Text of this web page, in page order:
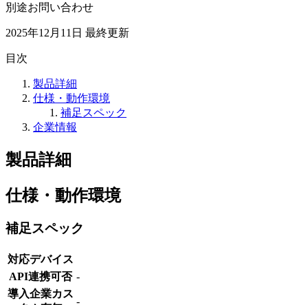
別途お問い合わせ
2025年12月11日 最終更新
目次
製品詳細
仕様・動作環境
補足スペック
企業情報
製品詳細
仕様・動作環境
補足スペック
対応デバイス
API連携可否 -
導入企業カス
-